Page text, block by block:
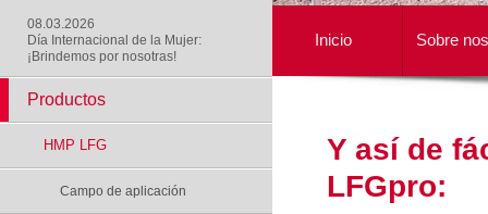
08.03.2026
Día Internacional de la Mujer:
¡Brindemos por nosotras!
Inicio Sobre
Productos
HMP LFG
Campo de aplicación
Y así de
LFGpro: